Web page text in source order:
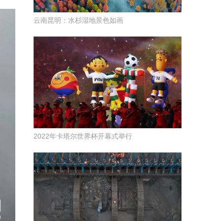
云南昆明：水杉湿地景色如画
2022年卡塔尔世界杯开幕式举行